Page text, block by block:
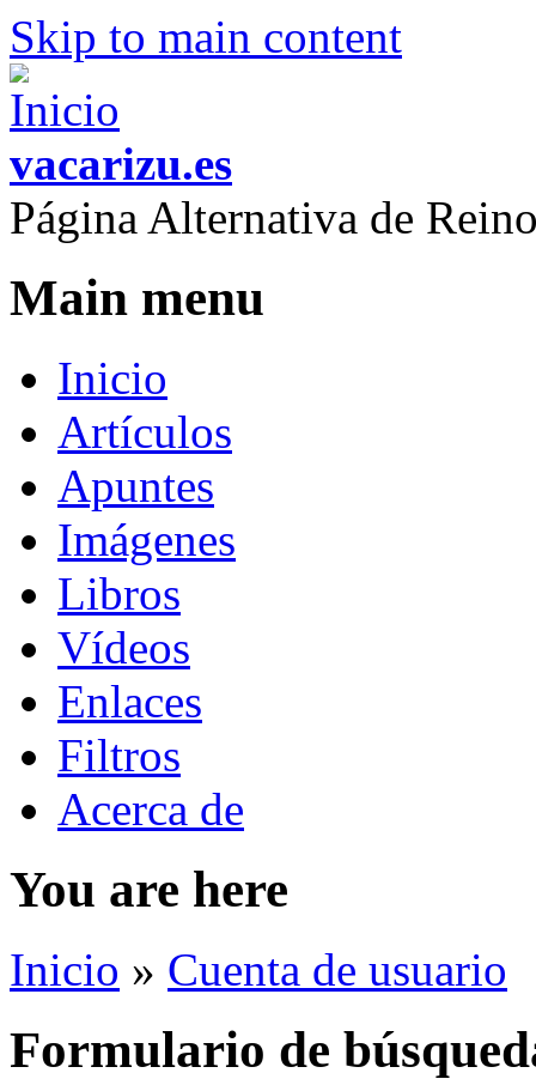
Skip to main content
vacarizu.es
Página Alternativa de
Main menu
Inicio
Artículos
Apuntes
Imágenes
Libros
Vídeos
Enlaces
Filtros
Acerca de
You are here
Inicio » Cuenta de usuario
Formulario de